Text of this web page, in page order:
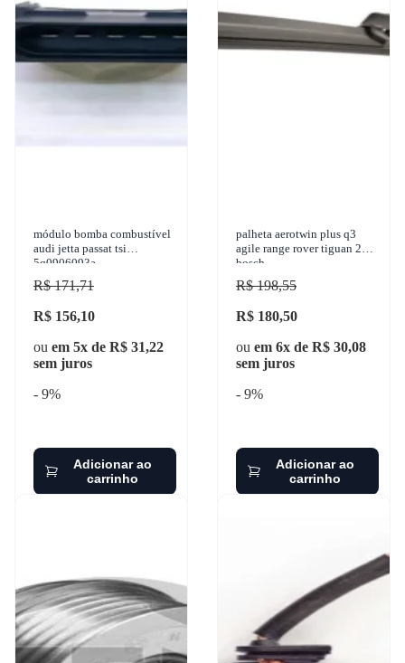
módulo bomba combustível
audi jetta passat tsi
5q0906093a
R$ 171,71
R$ 156,10
ou em 5x de R$ 31,22
sem juros
- 9%
Adicionar ao
carrinho
palheta aerotwin plus q3
agile range rover tiguan 21p
bosch
R$ 198,55
R$ 180,50
ou em 6x de R$ 30,08
sem juros
- 9%
Adicionar ao
carrinho